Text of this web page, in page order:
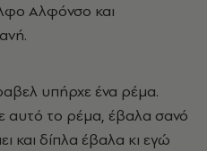
Αλφόνσο και
υπήρχε ένα ρέμα.
αυτό το ρέμα, έβαλα σανό
και δίπλα έβαλα κι εγώ